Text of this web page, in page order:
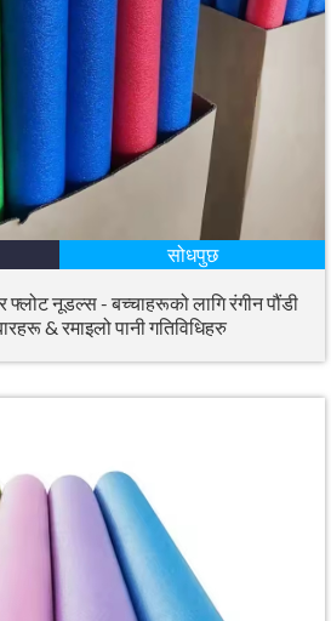
सोधपुछ
फ्लोट नूडल्स - बच्चाहरूको लागि रंगीन पौंडी
& रमाइलो पानी गतिविधिहरु